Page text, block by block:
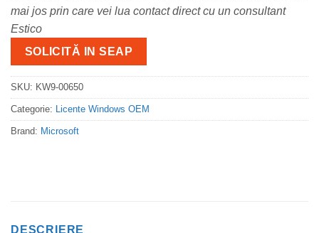
mai jos prin care vei lua contact direct cu un consultant
Estico
SOLICITĂ IN SEAP
SKU: KW9-00650
Categorie: Licente Windows OEM
Brand: Microsoft
DESCRIERE